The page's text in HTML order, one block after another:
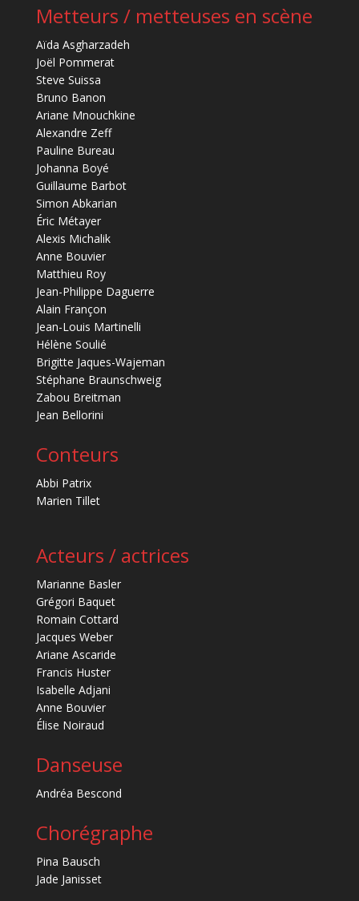
Metteurs / metteuses en scène
Aïda Asgharzadeh
Joël Pommerat
Steve Suissa
Bruno Banon
Ariane Mnouchkine
Alexandre Zeff
Pauline Bureau
Johanna Boyé
Guillaume Barbot
Simon Abkarian
Éric Métayer
Alexis Michalik
Anne Bouvier
Matthieu Roy
Jean-Philippe Daguerre
Alain Françon
Jean-Louis Martinelli
Hélène Soulié
Brigitte Jaques-Wajeman
Stéphane Braunschweig
Zabou Breitman
Jean Bellorini
Conteurs
Abbi Patrix
Marien Tillet
Acteurs / actrices
Marianne Basler
Grégori Baquet
Romain Cottard
Jacques Weber
Ariane Ascaride
Francis Huster
Isabelle Adjani
Anne Bouvier
Élise Noiraud
Danseuse
Andréa Bescond
Chorégraphe
Pina Bausch
Jade Janisset